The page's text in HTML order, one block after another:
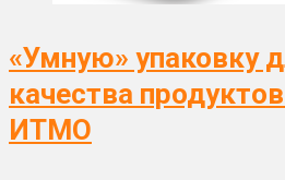
«Умную» упаковку
качества
ИТМО